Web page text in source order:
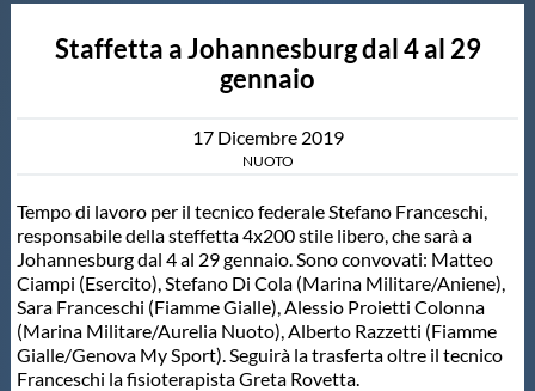
Tuffi
Salvamento
Master
Staffetta a Johannesburg dal 4 al 29
gennaio
17 Dicembre 2019
NUOTO
Tempo di lavoro per il tecnico federale Stefano Franceschi,
responsabile della steffetta 4x200 stile libero, che sarà a
Johannesburg dal 4 al 29 gennaio. Sono convovati: Matteo
Ciampi (Esercito), Stefano Di Cola (Marina Militare/Aniene),
Sara Franceschi (Fiamme Gialle), Alessio Proietti Colonna
(Marina Militare/Aurelia Nuoto), Alberto Razzetti (Fiamme
Gialle/Genova My Sport). Seguirà la trasferta oltre il tecnico
Franceschi la fisioterapista Greta Rovetta.